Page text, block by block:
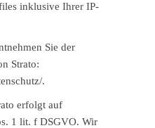
inklusive Ihrer IP-
Sie der
Strato:
.
erfolgt auf
1 lit. f DSGVO. Wir